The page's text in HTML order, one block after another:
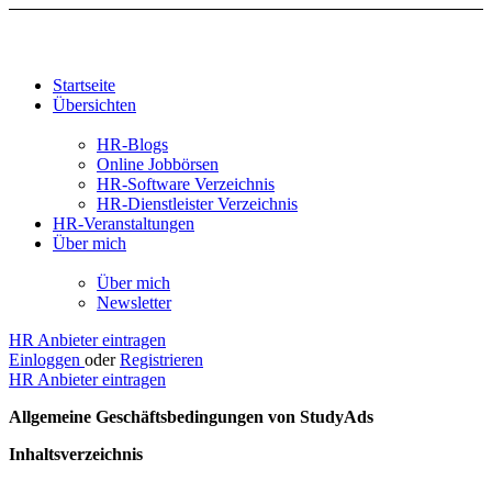
Startseite
Übersichten
HR-Blogs
Online Jobbörsen
HR-Software Verzeichnis
HR-Dienstleister Verzeichnis
HR-Veranstaltungen
Über mich
Über mich
Newsletter
HR Anbieter eintragen
Einloggen oder Registrieren
HR Anbieter eintragen
Allgemeine Geschäftsbedingungen von StudyAds
Inhaltsverzeichnis